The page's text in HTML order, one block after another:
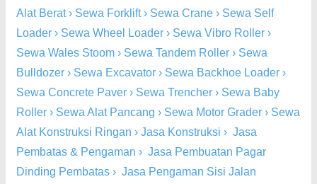
Alat Berat› Sewa Forklift› Sewa Crane › Sewa Self
Loader › Sewa Wheel Loader › Sewa Vibro Roller ›
Sewa Wales Stoom › Sewa Tandem Roller › Sewa
Bulldozer › Sewa Excavator › Sewa Backhoe Loader ›
Sewa Concrete Paver › Sewa Trencher › Sewa Baby
Roller › Sewa Alat Pancang › Sewa Motor Grader › Sewa
Alat Konstruksi Ringan › Jasa Konstruksi › Jasa
Pembatas & Pengaman › Jasa Pembuatan Pagar
Dinding Pembatas › Jasa Pengaman Sisi Jalan